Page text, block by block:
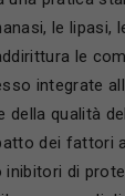
le lipasi,
le
integrate
della qualità
dei fattori
inibitori di